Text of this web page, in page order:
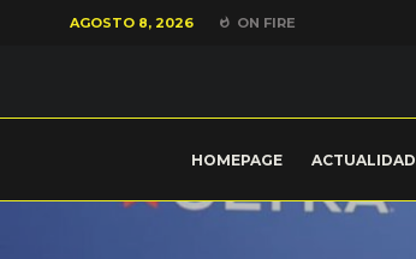
AGOSTO 8, 2026 ON FIRE
HOMEPAGE ACTUALIDAD